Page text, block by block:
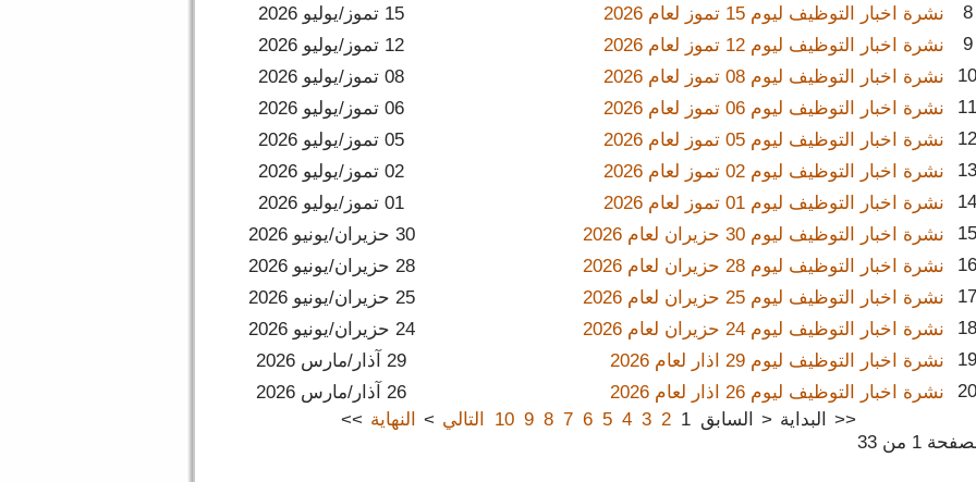
المعبأة في المملكة العربية السعودية عن رغبتها في استقطاب مدير مالي
المعبأة في المملكة العربية السعودية عن رغبتها في استقطاب مدير مصنع
<< البداية < السابق 1
2
3
4
5
6
7
8
9
10 التالي > النهاية >>
1 من 33
8
نشرة اخبار التوظيف ليوم 15 تموز لعام 2026
15 تموز/يوليو 2026
9
نشرة اخبار التوظيف ليوم 12 تموز لعام 2026
12 تموز/يوليو 2026
10
نشرة اخبار التوظيف ليوم 08 تموز لعام 2026
08 تموز/يوليو 2026
11
نشرة اخبار التوظيف ليوم 06 تموز لعام 2026
06 تموز/يوليو 2026
12
نشرة اخبار التوظيف ليوم 05 تموز لعام 2026
05 تموز/يوليو 2026
13
نشرة اخبار التوظيف ليوم 02 تموز لعام 2026
02 تموز/يوليو 2026
14
نشرة اخبار التوظيف ليوم 01 تموز لعام 2026
01 تموز/يوليو 2026
15
نشرة اخبار التوظيف ليوم 30 حزيران لعام 2026
30 حزيران/يونيو 2026
16
نشرة اخبار التوظيف ليوم 28 حزيران لعام 2026
28 حزيران/يونيو 2026
17
نشرة اخبار التوظيف ليوم 25 حزيران لعام 2026
25 حزيران/يونيو 2026
18
نشرة اخبار التوظيف ليوم 24 حزيران لعام 2026
24 حزيران/يونيو 2026
19
نشرة اخبار التوظيف ليوم 29 اذار لعام 2026
29 آذار/مارس 2026
20
نشرة اخبار التوظيف ليوم 26 اذار لعام 2026 26 آذار/مارس 2026